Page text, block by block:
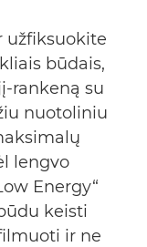
užfiksuokite
būdais,
rankeną su
nuotoliniu
lengvo
Energy“
keisti
ir ne